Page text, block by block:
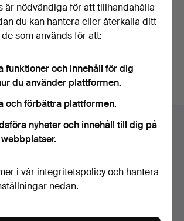
logga in via Facebook här
är nödvändiga för att tillhandahålla
du kan hantera eller återkalla ditt
som används för att:
funktioner och innehåll för dig
du använder plattformen.
och förbättra plattformen.
nyheter och innehåll till dig på
i vår integritetspolicyoch hantera
nedan.